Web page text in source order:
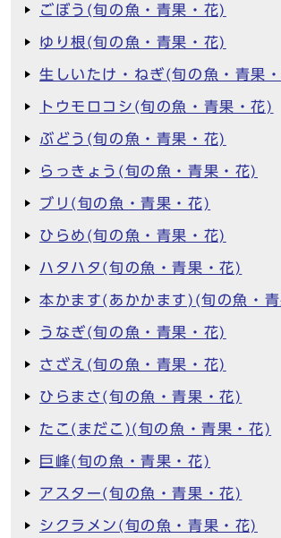
ごぼう(旬の魚・青果・花)
ゆり根(旬の魚・青果・花)
生しいたけ・ねぎ(旬の魚・青果
トウモロコシ(旬の魚・青果・花)
ぶどう(旬の魚・青果・花)
らっきょう(旬の魚・青果・花)
ブリ(旬の魚・青果・花)
ひらめ(旬の魚・青果・花)
ハタハタ(旬の魚・青果・花)
本かます(あかかます)(旬の魚・
うなぎ(旬の魚・青果・花)
さざえ(旬の魚・青果・花)
ひらまさ(旬の魚・青果・花)
たこ(まだこ)(旬の魚・青果・花)
巨峰(旬の魚・青果・花)
アスター(旬の魚・青果・花)
シクラメン(旬の魚・青果・花)